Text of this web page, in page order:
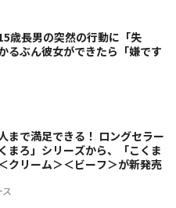
歳長男の突然の行動に「失
るぶん彼女ができたら「嫌です
まで満足できる！ ロングセラー
まろ」シリーズから、「こくま
クリーム＞＜ビーフ＞が新発売